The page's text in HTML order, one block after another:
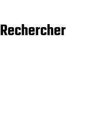
Rechercher